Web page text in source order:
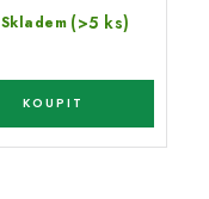
Skladem (>5 ks)